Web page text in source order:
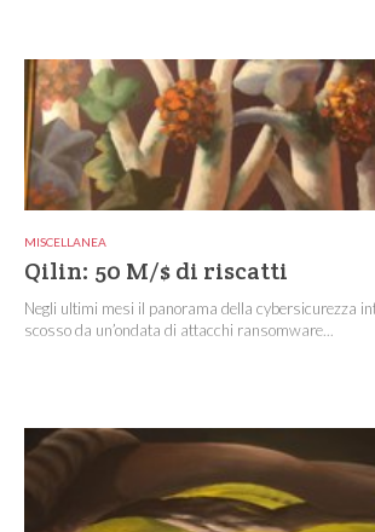
MISCELLANEA
Qilin: 50 M/$ di riscatti
Negli ultimi mesi il panorama della cybersicurezza
scosso da un’ondata di attacchi ransomware...